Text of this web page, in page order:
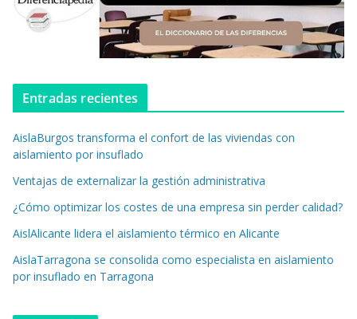
Entradas recientes
AislaBurgos transforma el confort de las viviendas con
aislamiento por insuflado
Ventajas de externalizar la gestión administrativa
¿Cómo optimizar los costes de una empresa sin perder calidad?
AislAlicante lidera el aislamiento térmico en Alicante
AislaTarragona se consolida como especialista en aislamiento
por insuflado en Tarragona